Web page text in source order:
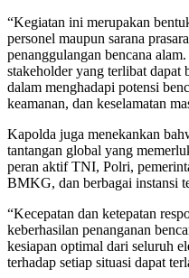
“Kegiatan ini merupakan
personel maupun sarana
penanggulangan bencana
stakeholder yang terlibat dapat
dalam menghadapi potensi
keamanan, dan keselamatan
Kapolda juga menekankan
tantangan global yang
peran aktif TNI, Polri,
BMKG, dan berbagai instansi
“Kecepatan dan ketepatan
keberhasilan penanganan
kesiapan optimal dari seluruh
terhadap setiap situasi dapat